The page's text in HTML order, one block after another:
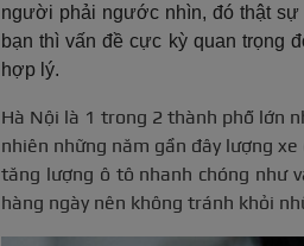
người phải ngước nhìn, đó thật sự
bạn thì vấn đề cực kỳ quan trọng
hợp lý.
Hà Nội là 1 trong 2 thành phố lớn
nhiên những năm gần đây lượng
tăng lượng ô tô nhanh chóng như
hàng ngày nên không tránh khỏi